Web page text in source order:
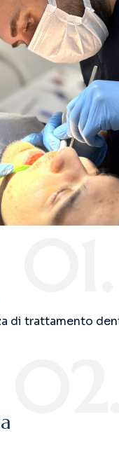
di trattamento